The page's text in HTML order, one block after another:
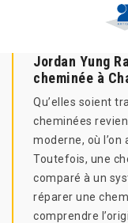
Jordan Yung
cheminée à
Qu’elles soient
cheminées
moderne, où
Toutefois, une
comparé à un
réparer une
comprendre